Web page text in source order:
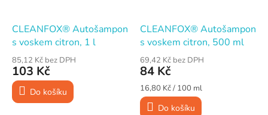
CLEANFOX® Autošampon
s voskem citron, 1 l
85,12 Kč bez DPH
103 Kč
Do košíku
CLEANFOX® Autošampon
s voskem citron, 500 ml
69,42 Kč bez DPH
84 Kč
Měrná
cena:
16,80 Kč / 100 ml
Do košíku